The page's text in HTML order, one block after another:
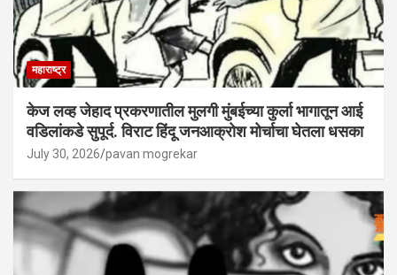
महाराष्ट्र
केज लव्ह जेहाद प्रकरणातील मुलगी मुंबईच्या कुर्ला भागातून आई
वडिलांकडे सुपूर्द. विराट हिंदू जनआक्रोश मोर्चाचा घेतला धसका
July 30, 2026 pavan mogrekar